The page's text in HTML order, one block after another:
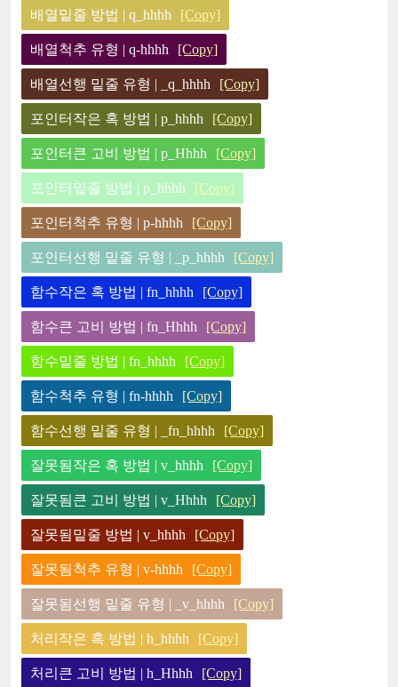
배열밑줄 방법 | q_hhhh [Copy]
배열척추 유형 | q-hhhh [Copy]
배열선행 밑줄 유형 | _q_hhhh [Copy]
포인터작은 혹 방법 | p_hhhh [Copy]
포인터큰 고비 방법 | p_Hhhh [Copy]
포인터밑줄 방법 | p_hhhh [Copy]
포인터척추 유형 | p-hhhh [Copy]
포인터선행 밑줄 유형 | _p_hhhh [Copy]
함수작은 혹 방법 | fn_hhhh [Copy]
함수큰 고비 방법 | fn_Hhhh [Copy]
함수밑줄 방법 | fn_hhhh [Copy]
함수척추 유형 | fn-hhhh [Copy]
함수선행 밑줄 유형 | _fn_hhhh [Copy]
잘못됨작은 혹 방법 | v_hhhh [Copy]
잘못됨큰 고비 방법 | v_Hhhh [Copy]
잘못됨밑줄 방법 | v_hhhh [Copy]
잘못됨척추 유형 | v-hhhh [Copy]
잘못됨선행 밑줄 유형 | _v_hhhh [Copy]
처리작은 혹 방법 | h_hhhh [Copy]
처리큰 고비 방법 | h_Hhhh [Copy]